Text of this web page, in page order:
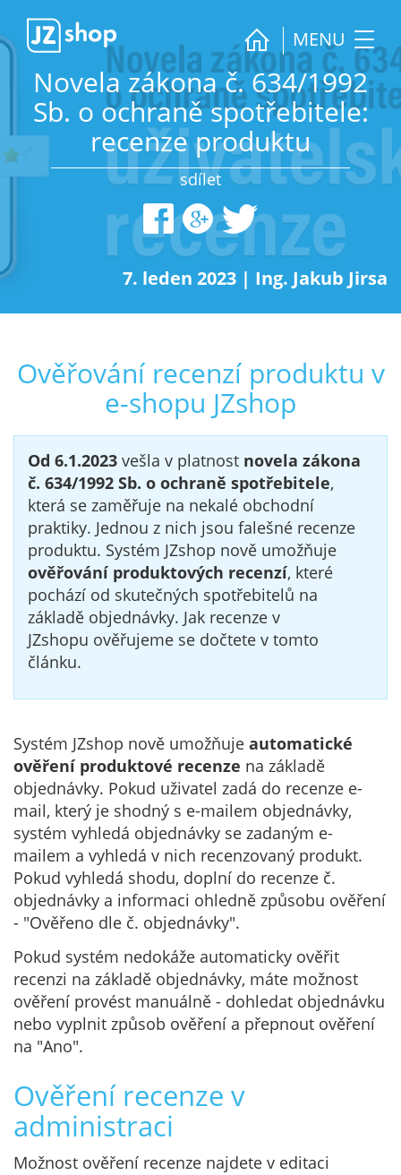
MENU
Novela zákona č. 634/1992
Sb. o ochraně spotřebitele:
recenze produktu
sdílet
7. leden 2023 | Ing. Jakub Jirsa
Ověřování recenzí produktu v
e-shopu JZshop
Od 6.1.2023 vešla v platnost novela zákona
č. 634/1992 Sb. o ochraně spotřebitele,
která se zaměřuje na nekalé obchodní
praktiky. Jednou z nich jsou falešné recenze
produktu. Systém JZshop nově umožňuje
ověřování produktových recenzí, které
pochází od skutečných spotřebitelů na
základě objednávky. Jak recenze v
JZshopu ověřujeme se dočtete v tomto
článku.
Systém JZshop nově umožňuje automatické
ověření produktové recenze na základě
objednávky. Pokud uživatel zadá do recenze e-
mail, který je shodný s e-mailem objednávky,
systém vyhledá objednávky se zadaným e-
mailem a vyhledá v nich recenzovaný produkt.
Pokud vyhledá shodu, doplní do recenze č.
objednávky a informaci ohledně způsobu ověření
- "Ověřeno dle č. objednávky".
Pokud systém nedokáže automaticky ověřit
recenzi na základě objednávky, máte možnost
ověření provést manuálně - dohledat objednávku
nebo vyplnit způsob ověření a přepnout ověření
na "Ano".
Ověření recenze v
administraci
Možnost ověření recenze najdete v editaci